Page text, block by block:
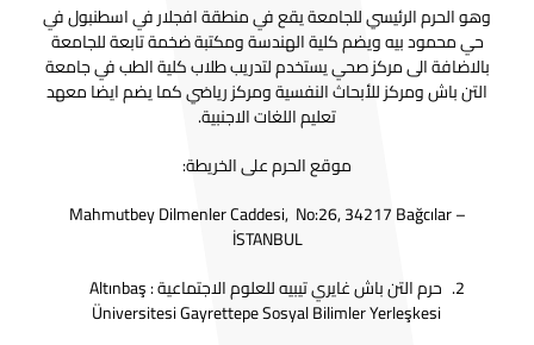
وهو الحرم الرئيسي للجامعة يقع في منطقة افجلار في اسطنبول في
حي محمود بيه ويضم كلية الهندسة ومكتبة ضخمة تابعة للجامعة
بالاضافة الى مركز صحي يستخدم لتدريب طلاب كلية الطب في جامعة
التن باش ومركز للأبحاث النفسية ومركز رياضي كما يضم ايضا معهد
تعليم اللغات الاجنبية.
موقع الحرم على الخريطة:
Mahmutbey Dilmenler Caddesi, No:26, 34217 Bağcılar –
İSTANBUL
حرم التن باش غايري تيبيه للعلوم الاجتماعية : Altınbaş
Üniversitesi Gayrettepe Sosyal Bilimler Yerleşkesi